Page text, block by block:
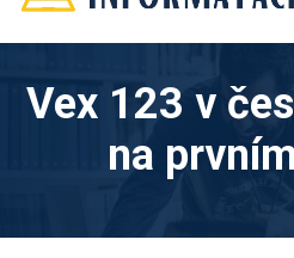
Vex 123 v
na